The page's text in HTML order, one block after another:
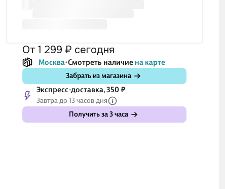
от 1 299 ₽ сегодня
Москва Смотреть наличие на карте
Забрать из магазина
Экспресс-доставка, 350 ₽
Завтра до 13 часов дня
Получить за 3 часа